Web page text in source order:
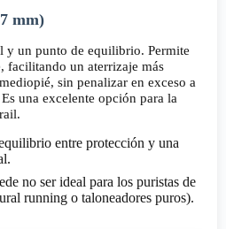
mm)
y un punto de equilibrio. Permite
facilitando un aterrizaje más
sin penalizar en exceso a
una excelente opción para la
entre protección y una
no ser ideal para los puristas de
running o taloneadores puros).